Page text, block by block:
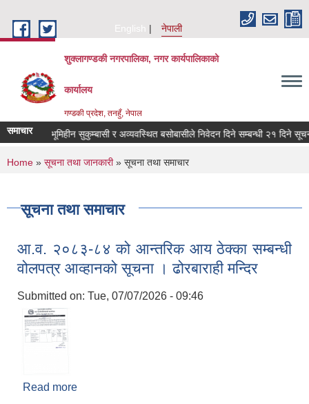
English
नेपाली
शुक्लागण्डकी नगरपालिका, नगर कार्यपालिकाको
कार्यालय
गण्डकी प्रदेश, तनहुँ, नेपाल
समाचार
दलित, भूमिहीन सुकुम्बासी र अव्यवस्थित बसोबासीले निवेदन दिने सम्बन्धी २१ दिने सूचना ।
You are here
Home » सूचना तथा जानकारी» सूचना तथा समाचार
सूचना तथा समाचार
आ.व. २०८३-८४ को आन्तरिक आय ठेक्का सम्बन्धी
वोलपत्र आव्हानको सूचना । ढोरबाराही मन्दिर
Submitted on: Tue, 07/07/2026 - 09:46
Read more